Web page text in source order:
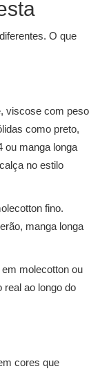
O que
viscose com peso
como preto,
ou manga longa
no estilo
fino.
manga longa
molecotton ou
ao longo do
cores que